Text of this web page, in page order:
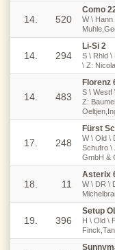
14. 520
Como
W \ Hann
14. 294
Li-Si 2
S \ Rhld \
\ Z:
14. 483
Florenz
S \ Westf
Z:
17. 248
Fürst
W \ Old \
Schufro \
GmbH &
18. 11
Asterix
W \ DR \
19. 396
Setup
H \ Old \